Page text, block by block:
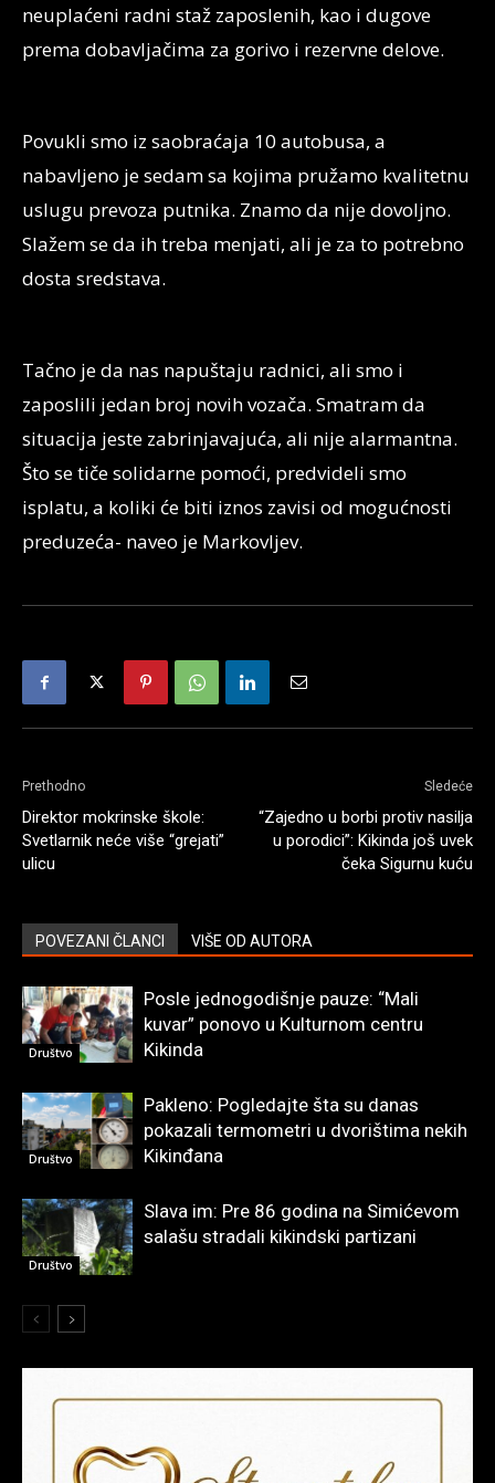
neuplaćeni radni staž zaposlenih, kao i dugove
prema dobavljačima za gorivo i rezervne delove.
Povukli smo iz saobraćaja 10 autobusa, a
nabavljeno je sedam sa kojima pružamo kvalitetnu
uslugu prevoza putnika. Znamo da nije dovoljno.
Slažem se da ih treba menjati, ali je za to potrebno
dosta sredstava.
Tačno je da nas napuštaju radnici, ali smo i
zaposlili jedan broj novih vozača. Smatram da
situacija jeste zabrinjavajuća, ali nije alarmantna.
Što se tiče solidarne pomoći, predvideli smo
isplatu, a koliki će biti iznos zavisi od mogućnosti
preduzeća- naveo je Markovljev.
Prethodno
Direktor mokrinske škole:
Svetlarnik neće više “grejati”
ulicu
Sledeće
“Zajedno u borbi protiv nasilja
u porodici”: Kikinda još uvek
čeka Sigurnu kuću
POVEZANI ČLANCI VIŠE OD AUTORA
Društvo
Posle jednogodišnje pauze: “Mali
kuvar” ponovo u Kulturnom centru
Kikinda
Društvo
Pakleno: Pogledajte šta su danas
pokazali termometri u dvorištima nekih
Kikinđana
Društvo
Slava im: Pre 86 godina na Simićevom
salašu stradali kikindski partizani